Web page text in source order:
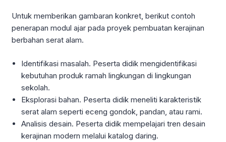
Untuk memberikan gambaran konkret, berikut contoh
penerapan modul ajar pada proyek pembuatan kerajinan
berbahan serat alam.
Identifikasi masalah. Peserta didik mengidentifikasi
kebutuhan produk ramah lingkungan di lingkungan
sekolah.
Eksplorasi bahan. Peserta didik meneliti karakteristik
serat alam seperti eceng gondok, pandan, atau rami.
Analisis desain. Peserta didik mempelajari tren desain
kerajinan modern melalui katalog daring.